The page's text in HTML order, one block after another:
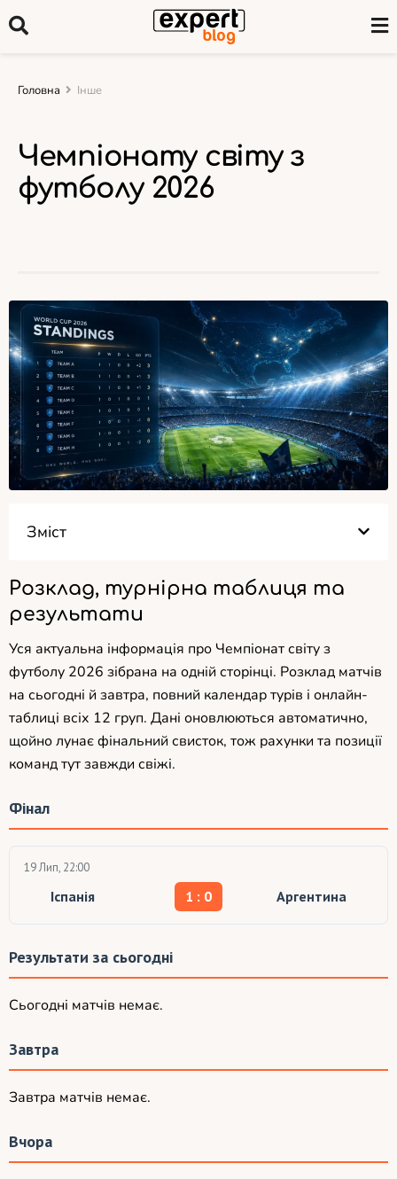
Головна Інше
Чемпіонату світу з
футболу 2026
Зміст
Розклад, турнірна таблиця та
результати
Уся актуальна інформація про Чемпіонат світу з
футболу 2026 зібрана на одній сторінці. Розклад матчів
на сьогодні й завтра, повний календар турів і онлайн-
таблиці всіх 12 груп. Дані оновлюються автоматично,
щойно лунає фінальний свисток, тож рахунки та позиції
команд тут завжди свіжі.
Фінал
19 Лип, 22:00
Іспанія 1 : 0 Аргентина
Результати за сьогодні
Сьогодні матчів немає.
Завтра
Завтра матчів немає.
Вчора